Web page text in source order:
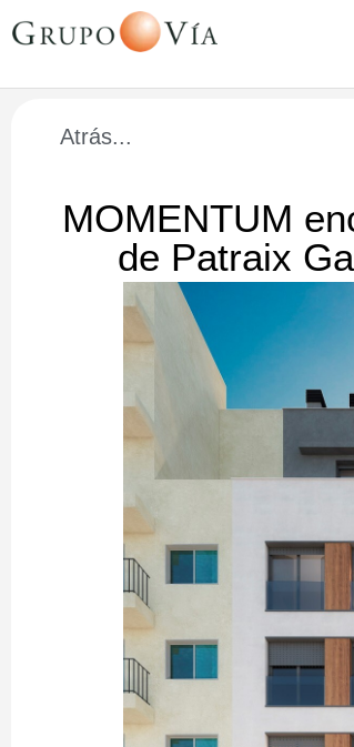
Atrás...
MOMENTUM
de Patraix